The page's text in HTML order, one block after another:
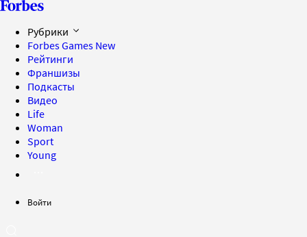
Рубрики
Forbes Games New
Рейтинги
Франшизы
Подкасты
Видео
Life
Woman
Sport
Young
Войти